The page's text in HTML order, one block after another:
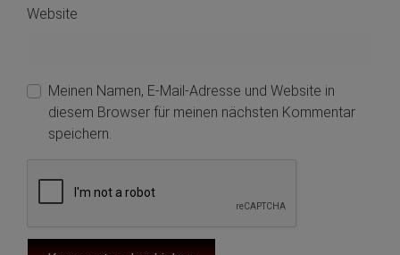
Website
Meinen Namen, E-Mail-Adresse und Website in
diesem Browser für meinen nächsten Kommentar
speichern.